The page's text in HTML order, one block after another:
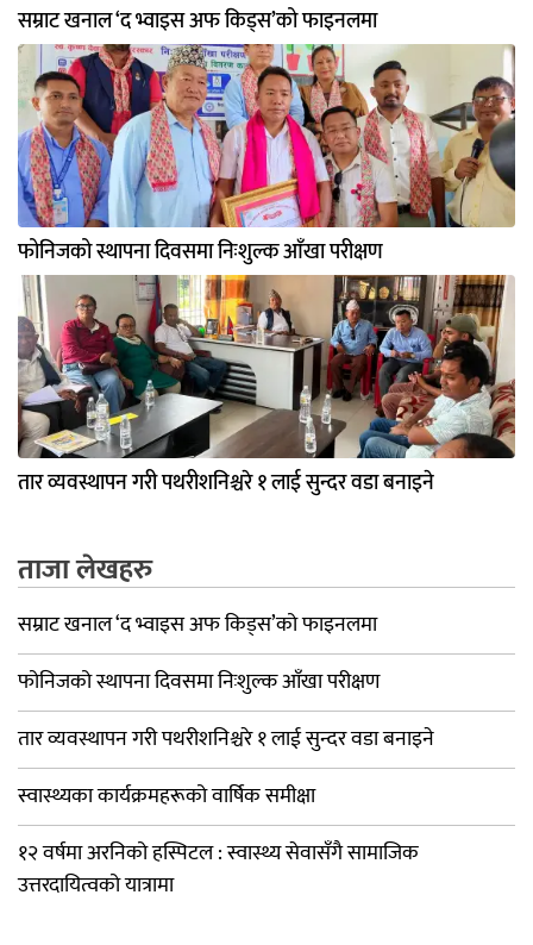
सम्राट खनाल ‘द भ्वाइस अफ किड्स’को फाइनलमा
फोनिजको स्थापना दिवसमा निःशुल्क आँखा परीक्षण
तार व्यवस्थापन गरी पथरीशनिश्चरे १ लाई सुन्दर वडा बनाइने
ताजा लेखहरु
सम्राट खनाल ‘द भ्वाइस अफ किड्स’को फाइनलमा
फोनिजको स्थापना दिवसमा निःशुल्क आँखा परीक्षण
तार व्यवस्थापन गरी पथरीशनिश्चरे १ लाई सुन्दर वडा बनाइने
स्वास्थ्यका कार्यक्रमहरूको वार्षिक समीक्षा
१२ वर्षमा अरनिको हस्पिटल : स्वास्थ्य सेवासँगै सामाजिक
उत्तरदायित्वको यात्रामा